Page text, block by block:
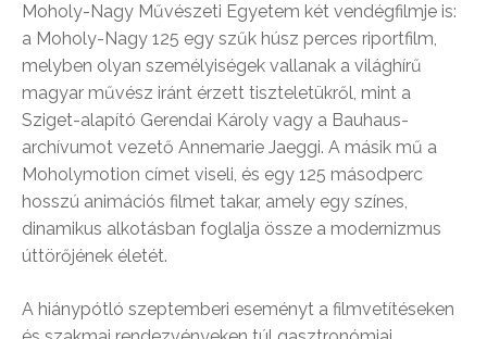
Moholy-Nagy Művészeti Egyetem két vendégfilmje is:
a Moholy-Nagy 125 egy szűk húsz perces riportfilm,
melyben olyan személyiségek vallanak a világhírű
magyar művész iránt érzett tiszteletükről, mint a
Sziget-alapító Gerendai Károly vagy a Bauhaus-
archívumot vezető Annemarie Jaeggi. A másik mű a
Moholymotion címet viseli, és egy 125 másodperc
hosszú animációs filmet takar, amely egy színes,
dinamikus alkotásban foglalja össze a modernizmus
úttörőjének életét.
A hiánypótló szeptemberi eseményt a filmvetítéseken